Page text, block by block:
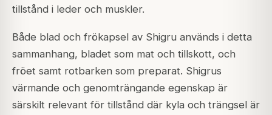
tillstånd i leder och muskler.
Både blad och frökapsel av Shigru används i detta
sammanhang, bladet som mat och tillskott, och
fröet samt rotbarken som preparat. Shigrus
värmande och genomträngande egenskap är
särskilt relevant för tillstånd där kyla och trängsel är